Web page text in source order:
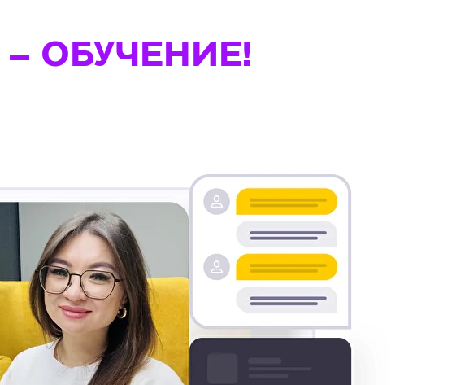
– ОБУЧЕНИЕ!